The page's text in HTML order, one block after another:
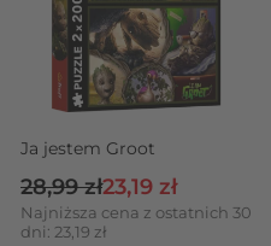
Ja jestem Groot
Cena promocyjna
23,19 zł
Cena regularna
28,99 zł
Najniższa cena z ostatnich 30
dni: 23,19 zł